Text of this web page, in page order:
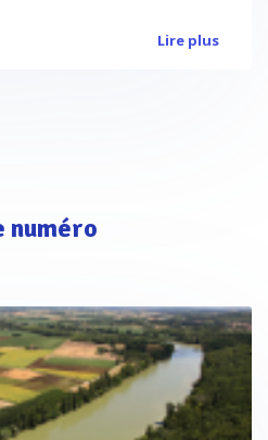
Lire plus
numéro